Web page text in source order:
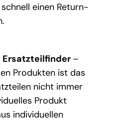
einen Return-
Ersatzteilfinder –
Produkten ist das
nicht immer
Produkt
individuellen